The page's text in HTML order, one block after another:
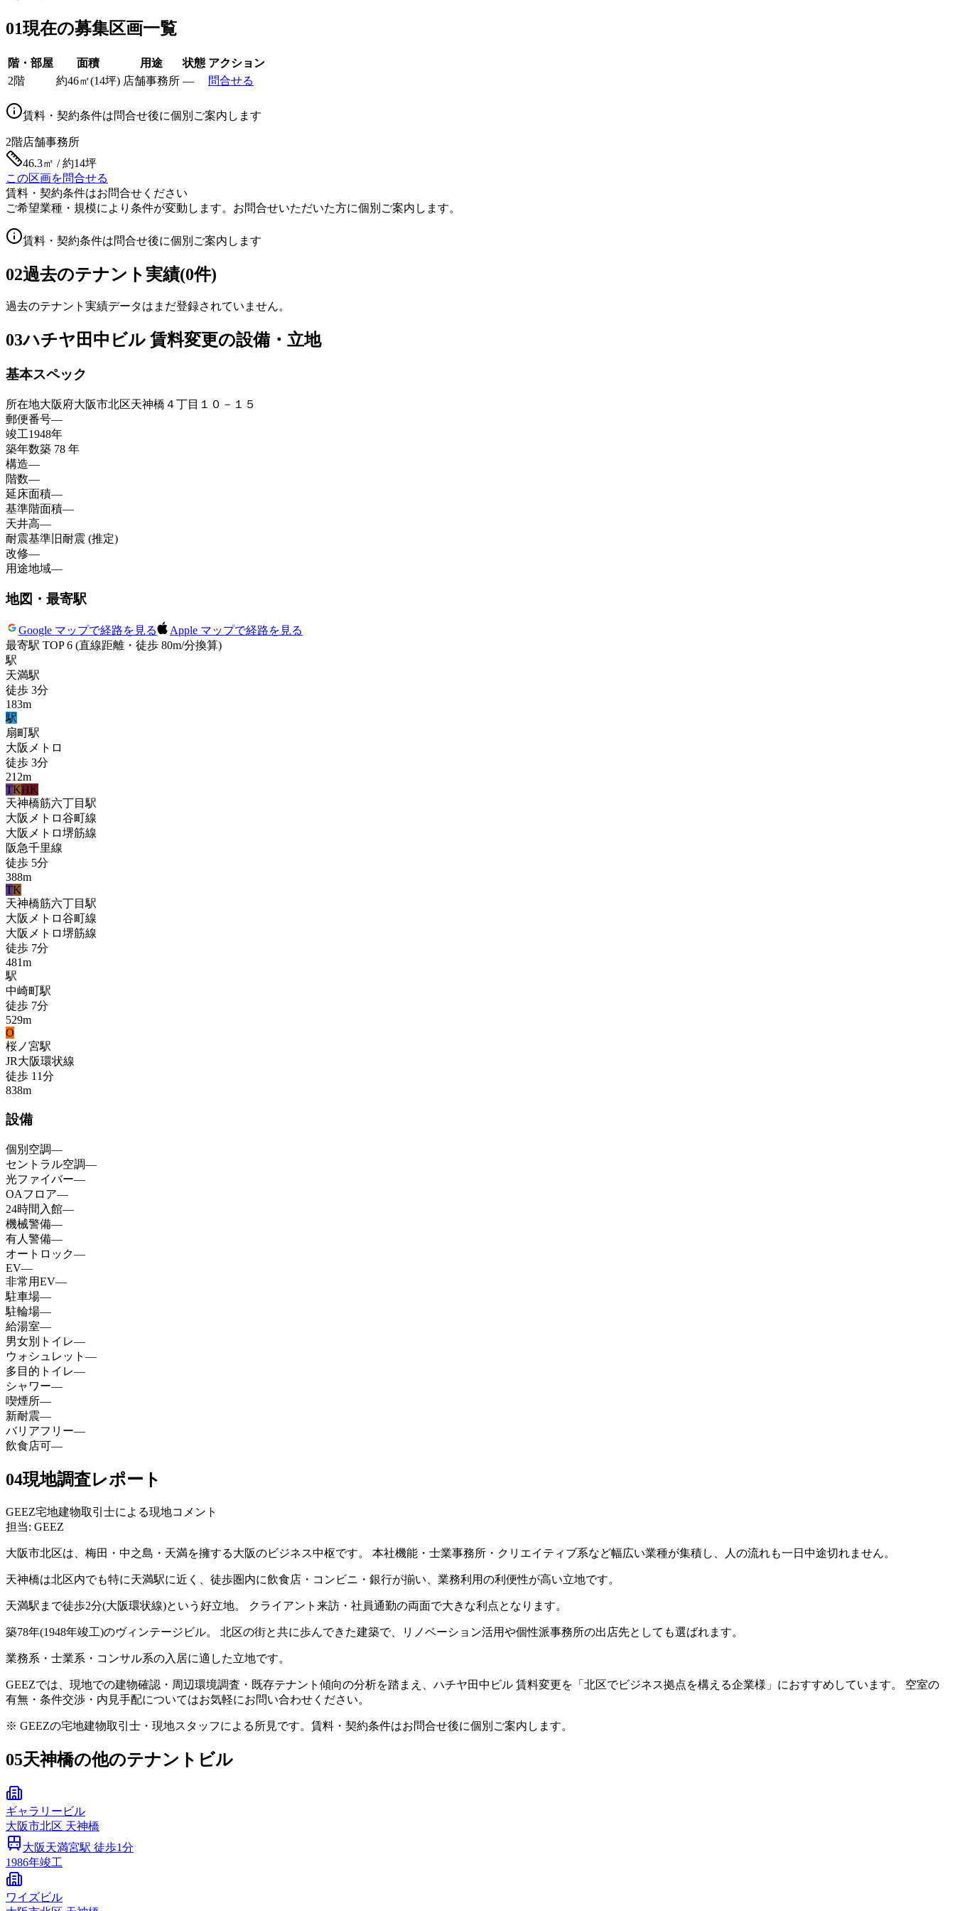
01現在の募集区画一覧
階・部屋 面積 用途 状態 アクション
2階
約46㎡(14坪) 店舗事務所 — 問合せる
賃料・契約条件は問合せ後に個別ご案内します
2階店舗事務所
46.3㎡ / 約14坪
この区画を問合せる
賃料・契約条件はお問合せください
ご希望業種・規模により条件が変動します。お問合せいただいた方に個別ご案内します。
賃料・契約条件は問合せ後に個別ご案内します
02過去のテナント実績(0件)
過去のテナント実績データはまだ登録されていません。
03ハチヤ田中ビル 賃料変更の設備・立地
基本スペック
所在地大阪府大阪市北区天神橋４丁目１０－１５
郵便番号—
竣工1948年
築年数築 78 年
構造—
階数—
延床面積—
基準階面積—
天井高—
耐震基準 旧耐震 (推定)
改修—
用途地域—
地図・最寄駅
Google マップで経路を見る
Apple マップで経路を見る
最寄駅 TOP 6 (直線距離・徒歩 80m/分換算)
駅
天満駅
徒歩 3分
183m
駅
扇町駅
大阪メトロ
徒歩 3分
212m
TKHK
天神橋筋六丁目駅
大阪メトロ谷町線
大阪メトロ堺筋線
阪急千里線
徒歩 5分
388m
TK
天神橋筋六丁目駅
大阪メトロ谷町線
大阪メトロ堺筋線
徒歩 7分
481m
駅
中崎町駅
徒歩 7分
529m
O
桜ノ宮駅
JR大阪環状線
徒歩 11分
838m
設備
個別空調—
セントラル空調—
光ファイバー—
OAフロア—
24時間入館—
機械警備—
有人警備—
オートロック—
EV—
非常用EV—
駐車場—
駐輪場—
給湯室—
男女別トイレ—
ウォシュレット —
多目的トイレ—
シャワー—
喫煙所—
新耐震—
バリアフリー—
飲食店可—
04現地調査レポート
GEEZ宅地建物取引士による現地コメント
担当: GEEZ
大阪市北区は、梅田・中之島・天満を擁する大阪のビジネス中枢です。 本社機能・士業事務所・クリエイティブ系など幅広い業種が集積し、人の流れも一日中途切れません。
天神橋は北区内でも特に天満駅に近く、徒歩圏内に飲食店・コンビニ・銀行が揃い、業務利用の利便性が高い立地です。
天満駅まで徒歩2分(大阪環状線)という好立地。 クライアント来訪・社員通勤の両面で大きな利点となります。
築78年(1948年竣工)のヴィンテージビル。 北区の街と共に歩んできた建築で、リノベーション活用や個性派事務所の出店先としても選ばれます。
業務系・士業系・コンサル系の入居に適した立地です。
GEEZでは、現地での建物確認・周辺環境調査・既存テナント傾向の分析を踏まえ、ハチヤ田中ビル 賃料変更を「北区でビジネス拠点を構える企業様」におすすめしています。 空室の
有無・条件交渉・内見手配についてはお気軽にお問い合わせください。
※ GEEZの宅地建物取引士・現地スタッフによる所見です。賃料・契約条件はお問合せ後に個別ご案内します。
05天神橋の他のテナントビル
ギャラリービル
大阪市北区 天神橋
大阪天満宮駅 徒歩1分
1986年竣工
ワイズビル